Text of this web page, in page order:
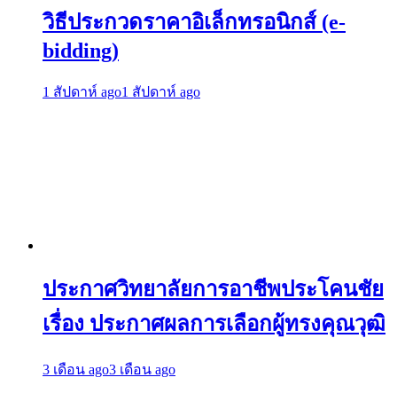
วิธีประกวดราคาอิเล็กทรอนิกส์ (e-
bidding)
1 สัปดาห์ ago1 สัปดาห์ ago
ประกาศวิทยาลัยการอาชีพประโคนชัย
เรื่อง ประกาศผลการเลือกผู้ทรงคุณวุฒิ
3 เดือน ago3 เดือน ago